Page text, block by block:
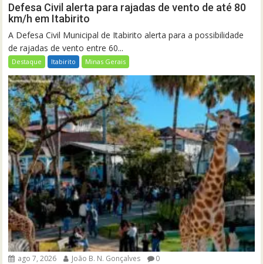
Defesa Civil alerta para rajadas de vento de até 80
km/h em Itabirito
A Defesa Civil Municipal de Itabirito alerta para a possibilidade
de rajadas de vento entre 60...
Destaque Itabirito Minas Gerais
ago 7, 2026 João B. N. Gonçalves 0